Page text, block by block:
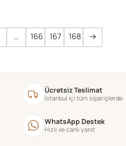
… 166 167 168 →
Ücretsiz Teslimat
İstanbul içi tüm siparişlerde
WhatsApp Destek
Hızlı ve canlı yanıt